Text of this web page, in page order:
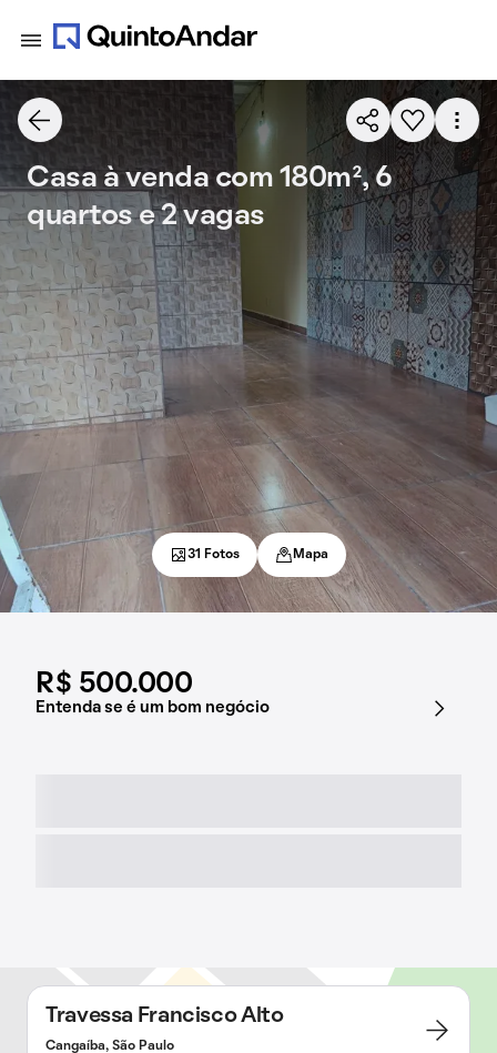
R$ 500.000
Entenda se é um bom negócio
Casa à venda com 180m², 6
quartos e 2 vagas
31 Fotos Mapa
Travessa Francisco Alto
Cangaíba, São Paulo